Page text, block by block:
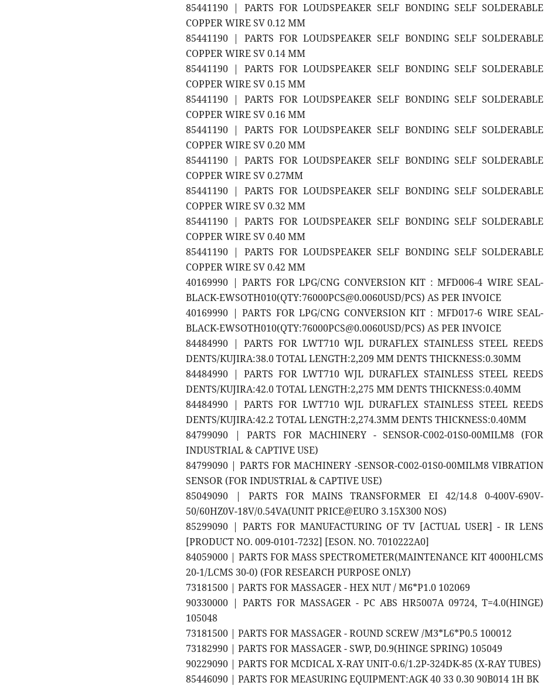
85441190 | PARTS FOR LOUDSPEAKER SELF BONDING SELF SOLDERABLE
COPPER WIRE SV 0.12 MM
85441190 | PARTS FOR LOUDSPEAKER SELF BONDING SELF SOLDERABLE
COPPER WIRE SV 0.14 MM
85441190 | PARTS FOR LOUDSPEAKER SELF BONDING SELF SOLDERABLE
COPPER WIRE SV 0.15 MM
85441190 | PARTS FOR LOUDSPEAKER SELF BONDING SELF SOLDERABLE
COPPER WIRE SV 0.16 MM
85441190 | PARTS FOR LOUDSPEAKER SELF BONDING SELF SOLDERABLE
COPPER WIRE SV 0.20 MM
85441190 | PARTS FOR LOUDSPEAKER SELF BONDING SELF SOLDERABLE
COPPER WIRE SV 0.27MM
85441190 | PARTS FOR LOUDSPEAKER SELF BONDING SELF SOLDERABLE
COPPER WIRE SV 0.32 MM
85441190 | PARTS FOR LOUDSPEAKER SELF BONDING SELF SOLDERABLE
COPPER WIRE SV 0.40 MM
85441190 | PARTS FOR LOUDSPEAKER SELF BONDING SELF SOLDERABLE
COPPER WIRE SV 0.42 MM
40169990 | PARTS FOR LPG/CNG CONVERSION KIT : MFD006-4 WIRE SEAL-
BLACK-EWSOTH010(QTY:76000PCS@0.0060USD/PCS) AS PER INVOICE
40169990 | PARTS FOR LPG/CNG CONVERSION KIT : MFD017-6 WIRE SEAL-
BLACK-EWSOTH010(QTY:76000PCS@0.0060USD/PCS) AS PER INVOICE
84484990 | PARTS FOR LWT710 WJL DURAFLEX STAINLESS STEEL REEDS
DENTS/KUJIRA:38.0 TOTAL LENGTH:2,209 MM DENTS THICKNESS:0.30MM
84484990 | PARTS FOR LWT710 WJL DURAFLEX STAINLESS STEEL REEDS
DENTS/KUJIRA:42.0 TOTAL LENGTH:2,275 MM DENTS THICKNESS:0.40MM
84484990 | PARTS FOR LWT710 WJL DURAFLEX STAINLESS STEEL REEDS
DENTS/KUJIRA:42.2 TOTAL LENGTH:2,274.3MM DENTS THICKNESS:0.40MM
84799090 | PARTS FOR MACHINERY - SENSOR-C002-01S0-00MILM8 (FOR
INDUSTRIAL & CAPTIVE USE)
84799090 | PARTS FOR MACHINERY -SENSOR-C002-01S0-00MILM8 VIBRATION
SENSOR (FOR INDUSTRIAL & CAPTIVE USE)
85049090 | PARTS FOR MAINS TRANSFORMER EI 42/14.8 0-400V-690V-
50/60HZ0V-18V/0.54VA(UNIT PRICE@EURO 3.15X300 NOS)
85299090 | PARTS FOR MANUFACTURING OF TV [ACTUAL USER] - IR LENS
[PRODUCT NO. 009-0101-7232] [ESON. NO. 7010222A0]
84059000 | PARTS FOR MASS SPECTROMETER(MAINTENANCE KIT 4000HLCMS
20-1/LCMS 30-0) (FOR RESEARCH PURPOSE ONLY)
73181500 | PARTS FOR MASSAGER - HEX NUT / M6*P1.0 102069
90330000 | PARTS FOR MASSAGER - PC ABS HR5007A 09724, T=4.0(HINGE)
105048
73181500 | PARTS FOR MASSAGER - ROUND SCREW /M3*L6*P0.5 100012
73182990 | PARTS FOR MASSAGER - SWP, D0.9(HINGE SPRING) 105049
90229090 | PARTS FOR MCDICAL X-RAY UNIT-0.6/1.2P-324DK-85 (X-RAY TUBES)
85446090 | PARTS FOR MEASURING EQUIPMENT:AGK 40 33 0.30 90B014 1H BK